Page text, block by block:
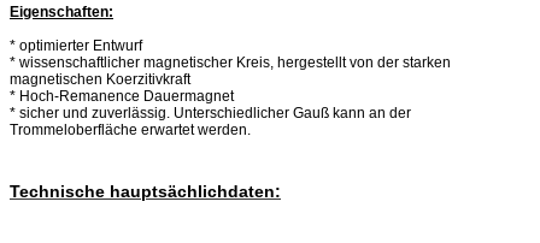
Eigenschaften:
* optimierter Entwurf
* wissenschaftlicher magnetischer Kreis, hergestellt von der starken
magnetischen Koerzitivkraft
* Hoch-Remanence Dauermagnet
* sicher und zuverlässig. Unterschiedlicher Gauß kann an der
Trommeloberfläche erwartet werden.
Technische hauptsächlichdaten: